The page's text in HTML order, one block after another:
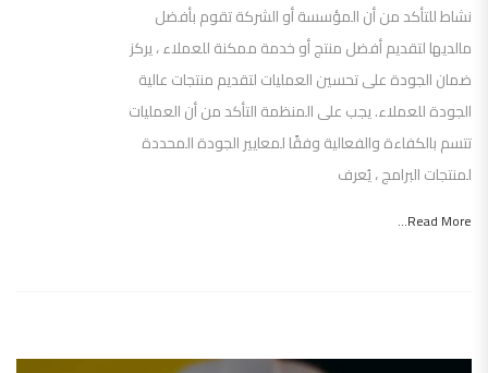
نشاط للتأكد من أن المؤسسة أو الشركة تقوم بأفضل
مالديها لتقديم أفضل منتج أو خدمة ممكنة للعملاء ، يركز
ضمان الجودة على تحسين العمليات لتقديم منتجات عالية
الجودة للعملاء. يجب على المنظمة التأكد من أن العمليات
تتسم بالكفاءة والفعالية وفقًا لمعايير الجودة المحددة
لمنتجات البرامج ، يُعرف
Read More...